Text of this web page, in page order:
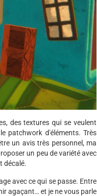
des textures qui se veulent
patchwork d'éléments. Très
un avis très personnel, ma
un peu de variété avec
décalé.
avec ce qui se passe. Entre
agaçant… et je ne vous parle